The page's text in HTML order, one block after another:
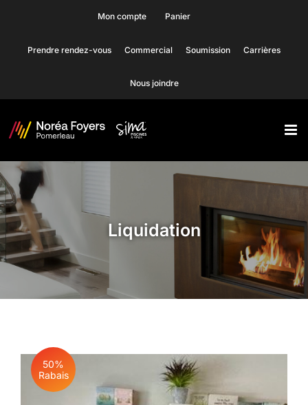
content
Mon compte Panier
Prendre rendez-vous Commercial Soumission Carrières
Nous joindre
Liquidation
50%
Rabais